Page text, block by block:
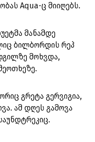
Aqua-ც მიიღებს.
მანამდე
ბილბორდის რეპ
მოხვდა,
გრეტა გერვიგია,
ამ დღეს გამოვა